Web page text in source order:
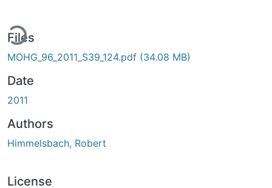
Files
MOHG_96_2011_S39_124.pdf (34.08 MB)
Date
2011
Authors
Himmelsbach, Robert
License